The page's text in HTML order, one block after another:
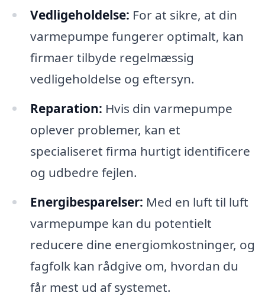
Vedligeholdelse: For at sikre, at din
varmepumpe fungerer optimalt, kan
firmaer tilbyde regelmæssig
vedligeholdelse og eftersyn.
Reparation: Hvis din varmepumpe
oplever problemer, kan et
specialiseret firma hurtigt identificere
og udbedre fejlen.
Energibesparelser: Med en luft til luft
varmepumpe kan du potentielt
reducere dine energiomkostninger, og
fagfolk kan rådgive om, hvordan du
får mest ud af systemet.